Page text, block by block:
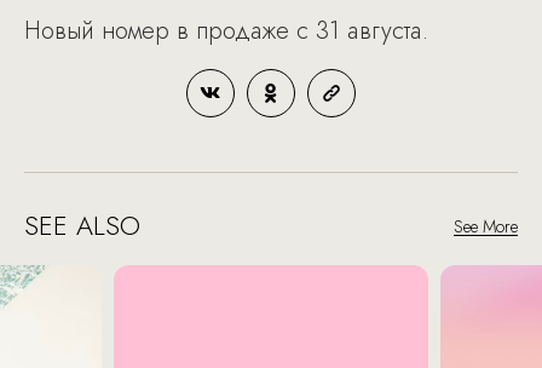
Новый номер в продаже с 31 августа.
SEE ALSO See More